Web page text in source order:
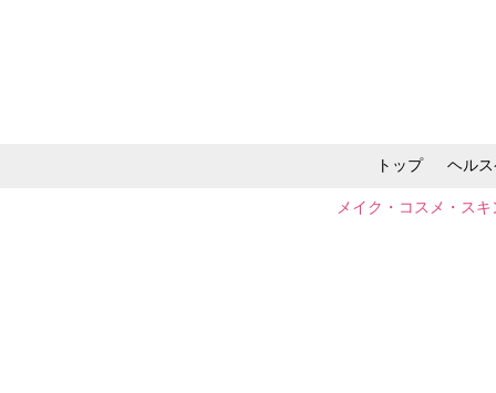
トップ ヘル
メイク・コスメ・ス